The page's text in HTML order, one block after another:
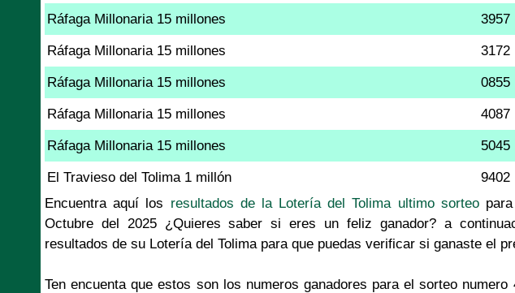
Ráfaga Millonaria 15 millones 3957
Ráfaga Millonaria 15 millones 3172
Ráfaga Millonaria 15 millones 0855
Ráfaga Millonaria 15 millones 4087
Ráfaga Millonaria 15 millones 5045
El Travieso del Tolima 1 millón 9402
Encuentra aquí los resultados de la Lotería del Tolima ultimo sorteopara
Octubre del 2025 ¿Quieres saber si eres un feliz ganador? a
resultados de su Lotería del Tolima para que puedas verificar si ganaste el
Ten encuenta que estos son los numeros ganadores para el sorteo numero